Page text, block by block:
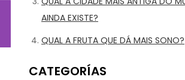
AINDA EXISTE?
QUAL A FRUTA QUE DÁ MAIS SONO?
CATEGORÍAS